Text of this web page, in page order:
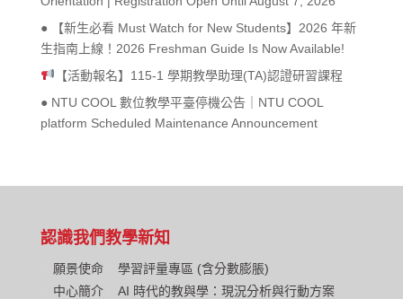
● 【新生必看 Must Watch for New Students】2026 年新
生指南上線！2026 Freshman Guide Is Now Available!
【活動報名】115-1 學期教學助理(TA)認證研習課程
● NTU COOL 數位教學平臺停機公告｜NTU COOL
platform Scheduled Maintenance Announcement
認識我們
願景使命
中心簡介
教學新知
學習評量專區 (含分數膨脹)
AI 時代的教與學：現況分析與行動方案